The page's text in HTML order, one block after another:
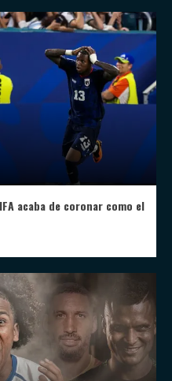
acaba de coronar como el